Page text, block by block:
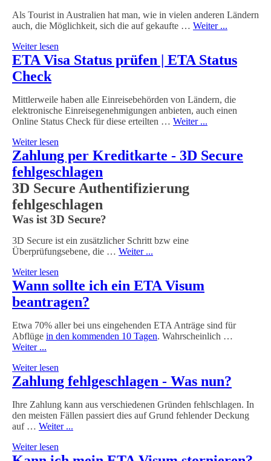
Als Tourist in Australien hat man, wie in vielen anderen Ländern
auch, die Möglichkeit, sich die auf gekaufte … Weiter ...
Weiter lesen
ETA Visa Status prüfen | ETA Status
Check
Mittlerweile haben alle Einreisebehörden von Ländern, die
elektronische Einreisegenehmigungen anbieten, auch einen
Online Status Check für diese erteilten … Weiter ...
Weiter lesen
Zahlung per Kreditkarte - 3D Secure
fehlgeschlagen
3D Secure Authentifizierung
fehlgeschlagen
Was ist 3D Secure?
3D Secure ist ein zusätzlicher Schritt bzw eine
Überprüfungsebene, die … Weiter ...
Weiter lesen
Wann sollte ich ein ETA Visum
beantragen?
Etwa 70% aller bei uns eingehenden ETA Anträge sind für
Abflüge in den kommenden 10 Tagen. Wahrscheinlich …
Weiter ...
Weiter lesen
Zahlung fehlgeschlagen - Was nun?
Ihre Zahlung kann aus verschiedenen Gründen fehlschlagen. In
den meisten Fällen passiert dies auf Grund fehlender Deckung
auf … Weiter ...
Weiter lesen